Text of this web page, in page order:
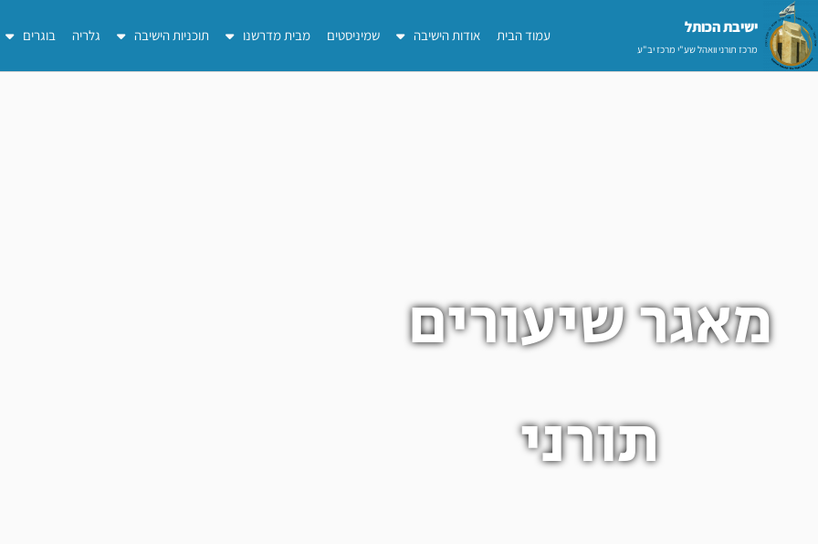
דילוג
לתוכן
ישיבת הכותל​
מרכז תורני וואהל שע"י מרכז יב"ע
עמוד הבית אודות הישיבה שמיניסטים מבית מדרשנו תוכניות הישיבה גלריה בוגרים
מאגר שיעורים
תורני